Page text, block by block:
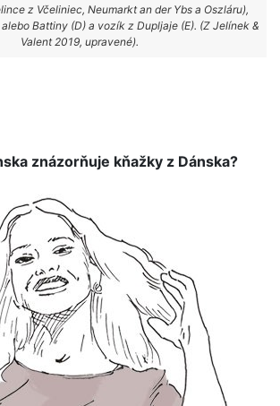
z Včeliniec, Neumarkt an der Ybs a Oszláru),
Battiny (D) a vozík z Dupljaje (E). (Z Jelínek &
Valent 2019, upravené).
znázorňuje kňažky z Dánska?